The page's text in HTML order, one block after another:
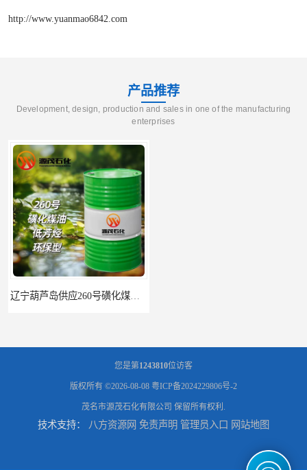
http://www.yuanmao6842.com
产品推荐
Development, design, production and sales in one of the manufacturing
enterprises
您是第1243810位访客
版权所有 ©2026-08-08 粤ICP备2024229806号-2
茂名市源茂石化有限公司 保留所有权利.
技术支持： 八方资源网 免责声明 管理员入口 网站地图